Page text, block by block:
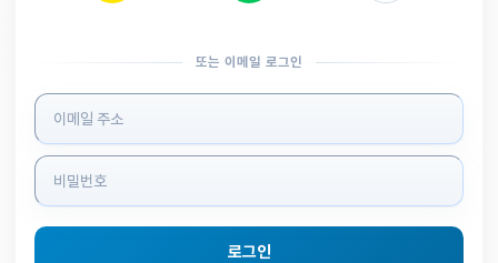
또는 이메일 로그인
로그인 정보 입력
로그인